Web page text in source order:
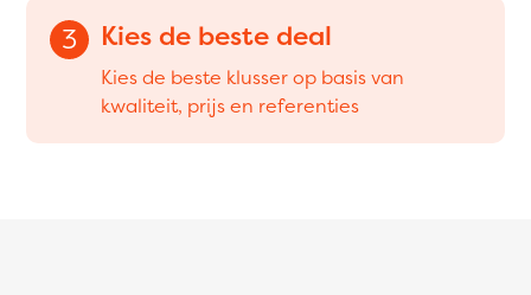
3 Kies de beste deal
Kies de beste klusser op basis van
kwaliteit, prijs en referenties